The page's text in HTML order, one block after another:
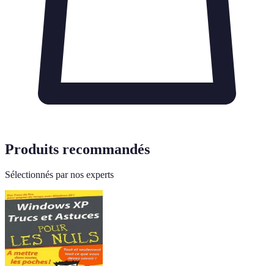
Produits recommandés
Sélectionnés par nos experts